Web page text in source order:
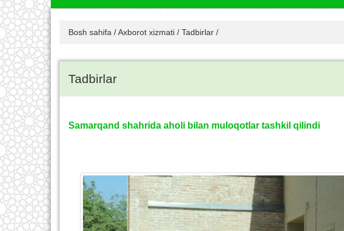
Bosh sahifa /Axborot xizmati / Tadbirlar /
Tadbirlar
Samarqand shahrida aholi bilan muloqotlar tashkil qilindi